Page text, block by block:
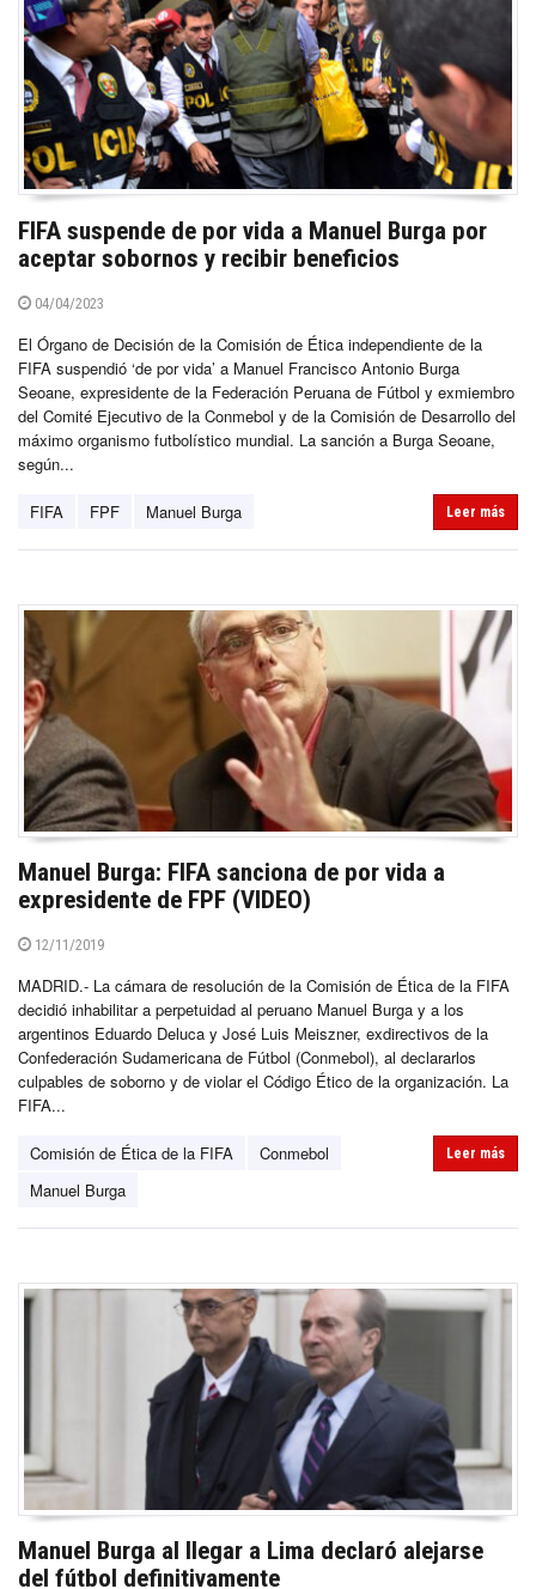
FIFA suspende de por vida a Manuel Burga por
aceptar sobornos y recibir beneficios
04/04/2023
El Órgano de Decisión de la Comisión de Ética independiente de la
FIFA suspendió ‘de por vida’ a Manuel Francisco Antonio Burga
Seoane, expresidente de la Federación Peruana de Fútbol y exmiembro
del Comité Ejecutivo de la Conmebol y de la Comisión de Desarrollo del
máximo organismo futbolístico mundial. La sanción a Burga Seoane,
según...
FIFA FPF Manuel Burga Leer más
Manuel Burga: FIFA sanciona de por vida a
expresidente de FPF (VIDEO)
12/11/2019
MADRID.- La cámara de resolución de la Comisión de Ética de la FIFA
decidió inhabilitar a perpetuidad al peruano Manuel Burga y a los
argentinos Eduardo Deluca y José Luis Meiszner, exdirectivos de la
Confederación Sudamericana de Fútbol (Conmebol), al declararlos
culpables de soborno y de violar el Código Ético de la organización. La
FIFA...
Comisión de Ética de la FIFA
Conmebol
Manuel Burga
Leer más
Manuel Burga al llegar a Lima declaró alejarse
del fútbol definitivamente